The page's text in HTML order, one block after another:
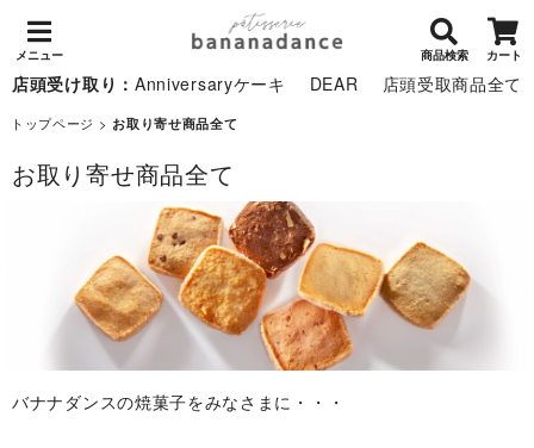
メニュー 商品検索 カート
店頭受け取り： Anniversaryケーキ DEAR 店頭受取商品全て
トップページ > お取り寄せ商品全て
お取り寄せ商品全て
バナナダンスの焼菓子をみなさまに・・・